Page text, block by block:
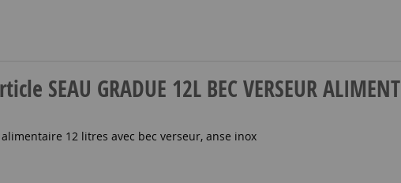
SEAU GRADUE 12L BEC VERSEUR ALIMENT
12 litres avec bec verseur, anse inox